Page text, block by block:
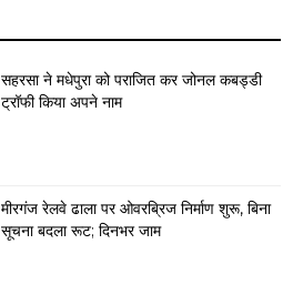
सहरसा ने मधेपुरा को पराजित कर जोनल कबड्डी
ट्रॉफी किया अपने नाम
मीरगंज रेलवे ढाला पर ओवरब्रिज निर्माण शुरू, बिना
सूचना बदला रूट; दिनभर जाम